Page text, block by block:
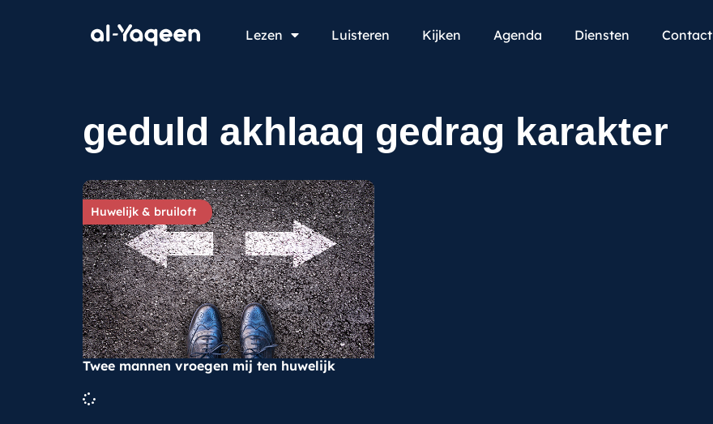
Lezen Luisteren Kijken Agenda Diensten Contact
geduld akhlaaq gedrag karakter
Huwelijk & bruiloft
Twee mannen vroegen mij ten huwelijk